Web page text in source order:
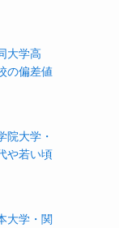
大学高
の偏差値
院大学・
や若い頃
大学・関